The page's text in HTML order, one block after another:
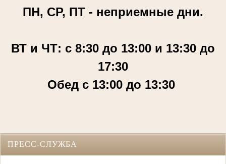
ПН, СР, ПТ - неприемные дни.
ВТ и ЧТ: с 8:30 до 13:00 и 13:30 до
17:30
Обед с 13:00 до 13:30
ПРЕСС-СЛУЖБА